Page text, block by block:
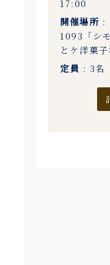
17:00
開催場所 :
1093「シ
とケ洋菓子
定員 : 3名